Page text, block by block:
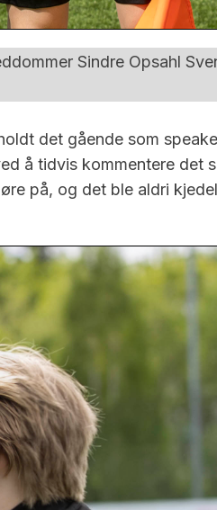
Sindre Opsahl
det gående som
å tidvis kommentere det
på, og det ble aldri